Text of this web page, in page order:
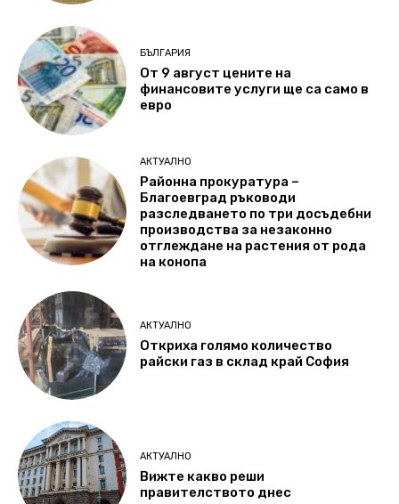
БЪЛГАРИЯ
От 9 август цените на
финансовите услуги ще са само в
евро
АКТУАЛНО
Районна прокуратура –
Благоевград ръководи
разследването по три досъдебни
производства за незаконно
отглеждане на растения от рода
на конопа
АКТУАЛНО
Откриха голямо количество
райски газ в склад край София
АКТУАЛНО
Вижте какво реши
правителството днес